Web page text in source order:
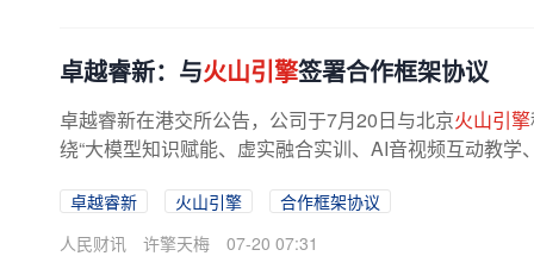
卓越睿新：与火山引擎签署合作框架协议
卓越睿新在港交所公告，公司于7月20日与北京火山引擎
绕“大模型知识赋能、虚实融合实训、AI音视频互动教
卓越睿新 火山引擎
合作框架协议
人民财讯
许擎天梅 07-20 07:31